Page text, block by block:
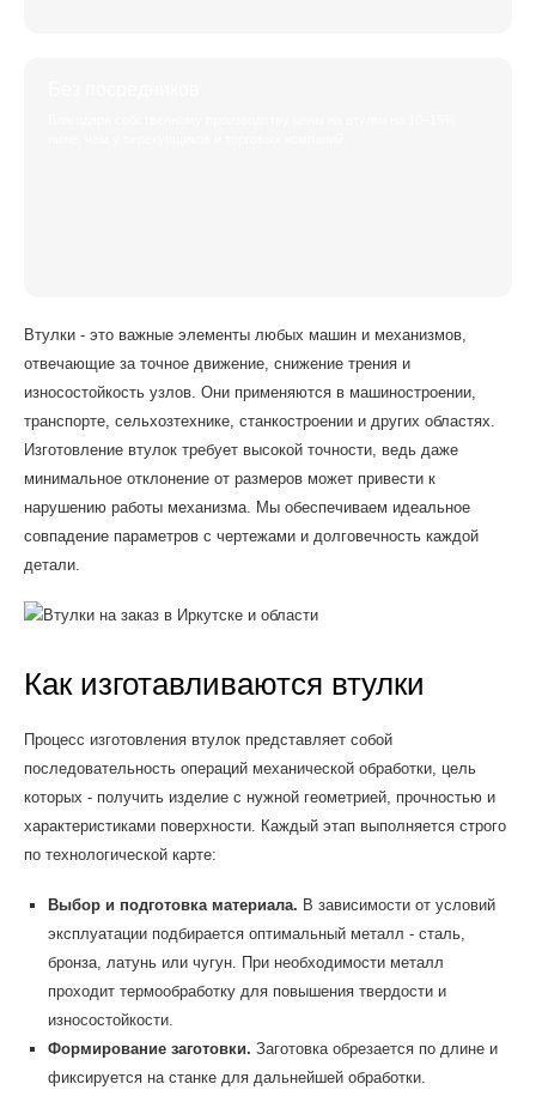
Втулки - это важные элементы любых машин и механизмов,
отвечающие за точное движение, снижение трения и
износостойкость узлов. Они применяются в машиностроении,
транспорте, сельхозтехнике, станкостроении и других областях.
Изготовление втулок требует высокой точности, ведь даже
минимальное отклонение от размеров может привести к
нарушению работы механизма. Мы обеспечиваем идеальное
совпадение параметров с чертежами и долговечность каждой
детали.
Как изготавливаются втулки
Процесс изготовления втулок представляет собой
последовательность операций механической обработки, цель
которых - получить изделие с нужной геометрией, прочностью и
характеристиками поверхности. Каждый этап выполняется строго
по технологической карте:
Выбор и подготовка материала. В зависимости от условий
эксплуатации подбирается оптимальный металл - сталь,
бронза, латунь или чугун. При необходимости металл
проходит термообработку для повышения твердости и
износостойкости.
Формирование заготовки. Заготовка обрезается по длине и
фиксируется на станке для дальнейшей обработки.